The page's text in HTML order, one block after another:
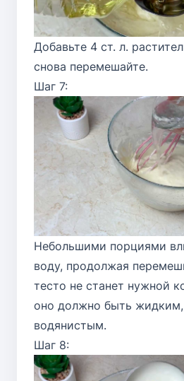
Добавьте 4 ст. л.
снова перемешайте.
Шаг 7:
Небольшими порциями
воду, продолжая
тесто не станет нужной
оно должно быть
водянистым.
Шаг 8: